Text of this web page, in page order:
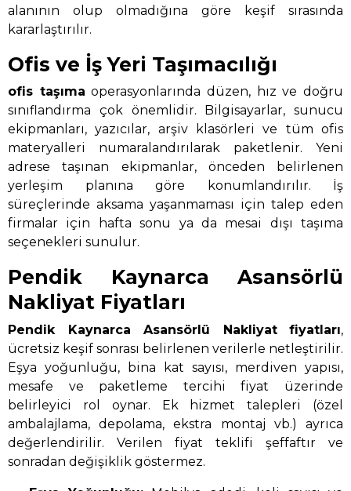
alanının olup olmadığına göre keşif sırasında
kararlaştırılır.
Ofis ve İş Yeri Taşımacılığı
ofis taşıma operasyonlarında düzen, hız ve doğru
sınıflandırma çok önemlidir. Bilgisayarlar, sunucu
ekipmanları, yazıcılar, arşiv klasörleri ve tüm ofis
materyalleri numaralandırılarak paketlenir. Yeni
adrese taşınan ekipmanlar, önceden belirlenen
yerleşim planına göre konumlandırılır. İş
süreçlerinde aksama yaşanmaması için talep eden
firmalar için hafta sonu ya da mesai dışı taşıma
seçenekleri sunulur.
Pendik Kaynarca Asansörlü
Nakliyat Fiyatları
Pendik Kaynarca Asansörlü Nakliyat fiyatları,
ücretsiz keşif sonrası belirlenen verilerle netleştirilir.
Eşya yoğunluğu, bina kat sayısı, merdiven yapısı,
mesafe ve paketleme tercihi fiyat üzerinde
belirleyici rol oynar. Ek hizmet talepleri (özel
ambalajlama, depolama, ekstra montaj vb.) ayrıca
değerlendirilir. Verilen fiyat teklifi şeffaftır ve
sonradan değişiklik göstermez.